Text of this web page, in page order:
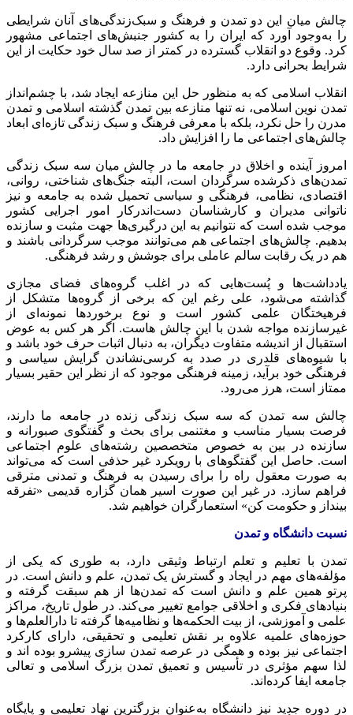
چالش میان این دو تمدن و فرهنگ و سبک‌زندگی‌های آنان شرایطی
را به‌وجود آورد که ایران را به کشور جنبش‌های اجتماعی مشهور
کرد. وقوع دو انقلاب گسترده در کمتر از صد سال خود حکایت از این
شرایط بحرانی دارد.
انقلاب اسلامی که به منظور حل این منازعه ایجاد شد، با چشم‌انداز
تمدن نوین اسلامی، نه تنها منازعه بین تمدن گذشته اسلامی و تمدن
مدرن را حل نکرد، بلکه با معرفی فرهنگ و سبک زندگی تازه‌ای ابعاد
چالش‌های اجتماعی ما را افزایش داد.
امروز آینده و اخلاق در جامعه ما در چالش میان سه سبک زندگی
تمدن‌های ذکرشده سرگردان است، البته جنگ‌های شناختی، روانی،
اقتصادی، نظامی، فرهنگی و سیاسی تحمیل شده به جامعه و نیز
ناتوانی مدیران و کارشناسان دست‌اندرکار امور اجرایی کشور
موجب شده است که نتوانیم به این درگیری‌ها جهت مثبت و سازنده
بدهیم. چالش‌های اجتماعی هم می‌توانند موجب سرگردانی باشند و
هم در یک رقابت سالم عاملی برای جوشش و رشد فرهنگی.
یادداشت‌ها و پُست‌هایی که در اغلب گروه‌های فضای مجازی
گذاشته می‌شود، علی رغم این که برخی از گروه‌ها متشکل از
فرهیختگان علمی کشور است و نوع برخوردها نمونه‌ای از
غیرسازنده مواجه شدن با این چالش هاست. اگر هر کس به عوض
استقبال از اندیشه متفاوت دیگران، به دنبال اثبات حرف خود باشد و
با شیوه‌های قلدری در صدد به کرسی‌نشاندن گرایش سیاسی و
فرهنگی خود برآید، زمینه فرهنگی موجود که از نظر این حقیر بسیار
ممتاز است، هرز می‌رود.
چالش سه تمدن که سه سبک زندگی زنده در جامعه ما دارند،
فرصت بسیار مناسب و مغتنمی برای بحث و گفتگوی صبورانه و
سازنده در بین به خصوص متخصصین رشته‌های علوم اجتماعی
است. حاصل این گفتگوهای با رویکرد غیر حذفی است که می‌تواند
به صورت معقول راه را برای رسیدن به فرهنگ و تمدنی مترقی
فراهم سازد. در غیر این صورت اسیر همان گزاره قدیمی «تفرقه
بینداز و حکومت کن» استعمارگران خواهیم شد.
نسبت دانشگاه و تمدن
تمدن با تعلیم و تعلم ارتباط وثیقی دارد، به طوری که یکی از
مؤلفه‌های مهم در ایجاد و گسترش یک تمدن، علم و دانش است. در
پرتو همین علم و دانش است که تمدن‌ها از هم سبقت گرفته و
بنیادهای فکری و اخلاقی جوامع تغییر می‌کند. در طول تاریخ، مراکز
علمی و آموزشی، از بیت الحکمه‌ها و نظامیه‌ها گرفته تا دارالعلم‌ها و
حوزه‌های علمیه علاوه بر نقش تعلیمی و تحقیقی، دارای کارکرد
اجتماعی نیز بوده و همگی در عرصه تمدن سازی پیشرو بوده
اند و
لذا سهم مؤثری در تأسیس و تعمیق تمدن بزرگ اسلامی و تعالی
جامعه ایفا کرده‌اند.
در دوره جدید نیز دانشگاه به‌عنوان بزرگترین نهاد تعلیمی و پایگاه